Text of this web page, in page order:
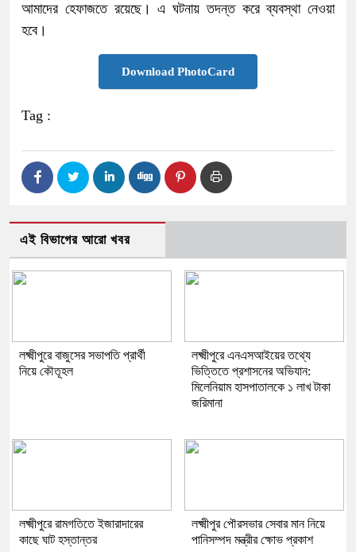
আমাদের হেফাজতে রয়েছে। এ ঘটনায় তদন্ত করে ব্যবস্থা নেওয়া
হবে।
Download PhotoCard
Tag :
এই বিভাগের আরো খবর
লক্ষ্মীপুরে বাজুসের সভাপতি প্রার্থী
নিয়ে কৌতূহল
লক্ষ্মীপুরে এনএসআইয়ের তথ্যে
ভিত্তিতে প্রশাসনের অভিযান:
মিলেনিয়াম হাসপাতালকে ১ লাখ টাকা
জরিমানা
লক্ষ্মীপুরে রামগতিতে ইজারাদারের
কাছে ঘাট হস্তান্তর
লক্ষ্মীপুর পৌরসভার সেবার মান নিয়ে
পানিসম্পদ মন্ত্রীর ক্ষোভ প্রকাশ